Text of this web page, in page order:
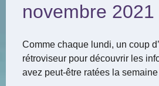
novembre 2021
Comme chaque lundi, un coup
rétroviseur pour découvrir les
avez peut-être ratées la